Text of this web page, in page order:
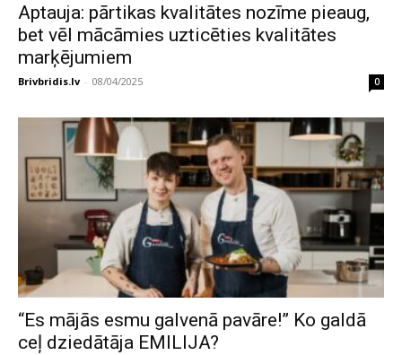
Aptauja: pārtikas kvalitātes nozīme pieaug,
bet vēl mācāmies uzticēties kvalitātes
marķējumiem
Brivbridis.lv - 08/04/2025 0
“Es mājās esmu galvenā pavāre!” Ko galdā
ceļ dziedātāja EMILIJA?